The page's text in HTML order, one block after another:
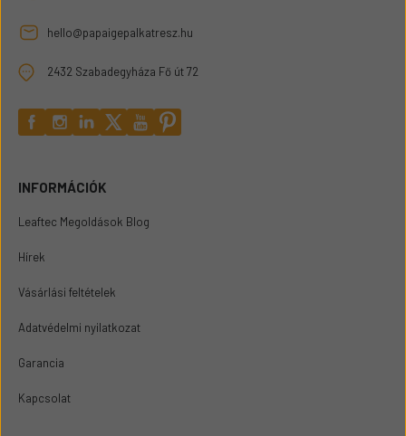
hello@papaigepalkatresz.hu
2432 Szabadegyháza Fő út 72
INFORMÁCIÓK
Leaftec Megoldások Blog
Hírek
Vásárlási feltételek
Adatvédelmi nyilatkozat
Garancia
Kapcsolat